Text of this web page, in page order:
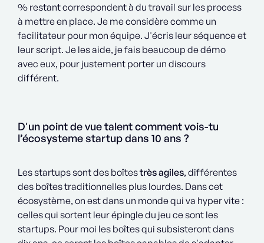
% restant correspondent à du travail sur les process
à mettre en place. Je me considère comme un
facilitateur pour mon équipe. J'écris leur séquence et
leur script. Je les aide, je fais beaucoup de démo
avec eux, pour justement porter un discours
différent.
D'un point de vue talent comment vois-tu
l’écosysteme startup dans 10 ans ?
Les startups sont des boîtestrès agiles, différentes
des boîtes traditionnelles plus lourdes. Dans cet
écosystème, on est dans un monde qui va hyper vite :
celles qui sortent leur épingle du jeu ce sont les
startups. Pour moi les boîtes qui subsisteront dans